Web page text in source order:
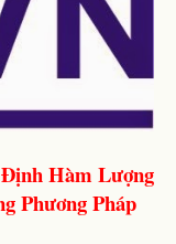
Định Hàm Lượng
Phương Pháp